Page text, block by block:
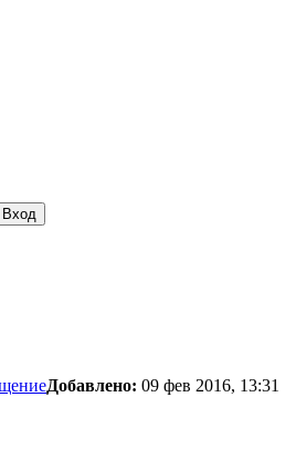
Добавлено: 09 фев 2016, 13:31